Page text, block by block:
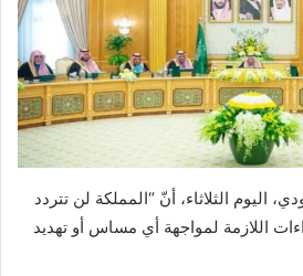
اليوم الثلاثاء، أنّ “المملكة لن تتردد
اللازمة لمواجهة أي مساس أو تهديد